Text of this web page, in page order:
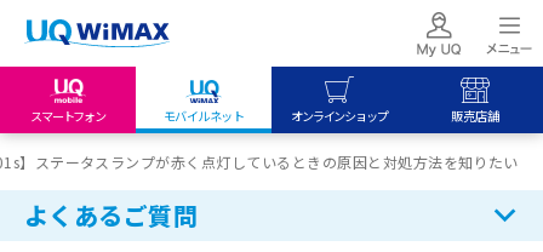
スマートフォン モバイルネット オンラインショップ 販売店舗
my UQ WiMAX
UQ WiMAX ご契約の方
My UQ mobile
UQ mobile
オンラインショップ
UQ WiMAX
UQ mobile
販売店舗
UQ WiMAX
】ステータスランプが赤く点灯しているときの原因と対処方法を知りたい
よくあるご質問